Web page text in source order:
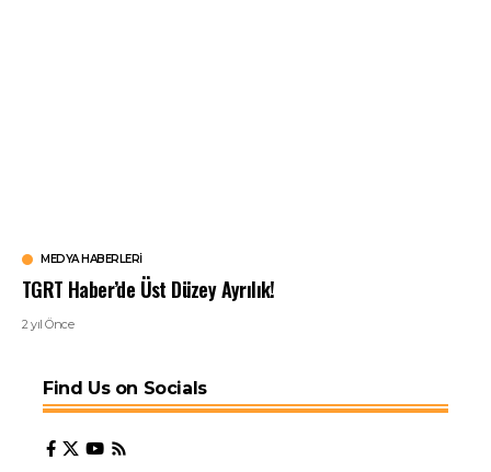
MEDYA HABERLERI
TGRT Haber’de Üst Düzey Ayrılık!
2 yıl Önce
Find Us on Socials